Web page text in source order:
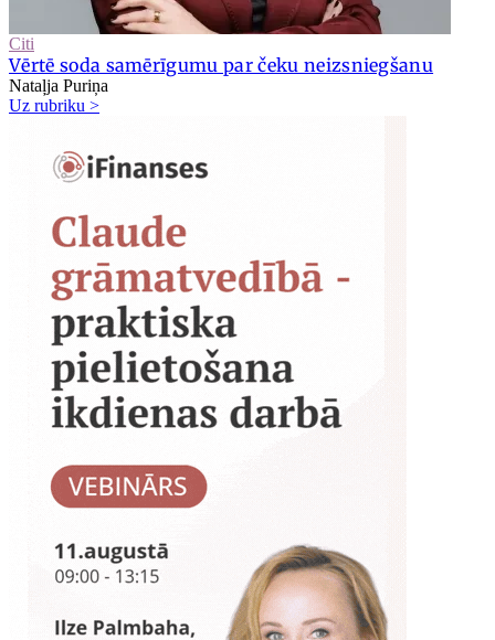
Citi
Vērtē soda samērīgumu par čeku neizsniegšanu
Nataļja Puriņa
Uz rubriku >